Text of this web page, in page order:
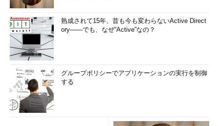
熟成されて15年、昔も今も変わらないActive Direct
ory――でも、なぜ“Active”なの？
グループポリシーでアプリケーションの実行を制御
する